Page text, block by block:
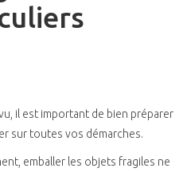
il est important de bien préparer
sur toutes vos démarches.
emballer les objets fragiles ne